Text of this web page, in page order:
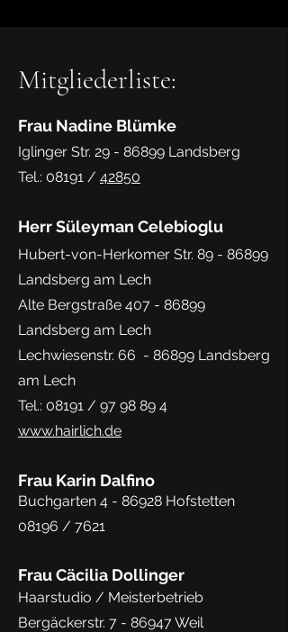
Mitgliederliste:
Frau Nadine Blümke
Iglinger Str. 29 - 86899 Landsberg
Tel.: 08191 / 42850
Herr Süleyman Celebioglu
Hubert-von-Herkomer Str. 89 - 86899
Landsberg am Lech
Alte Bergstraße 407 - 86899
Landsberg am Lech
Lechwiesenstr. 66 - 86899 Landsberg
am Lech
Tel.: 08191 / 97 98 89 4
www.hairlich.de
Frau Karin Dalfino
Buchgarten 4 - 86928 Hofstetten
08196 / 7621
Frau Cäcilia Dollinger
Haarstudio / Meisterbetrieb
Bergäckerstr. 7 - 86947 Weil